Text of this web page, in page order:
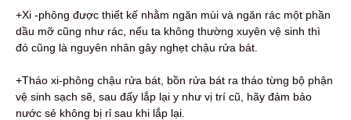
+Xi -phông được thiết kế nhằm ngăn mùi và ngăn rác một phần
dầu mỡ cũng như rác, nếu ta không thường xuyên vệ sinh thì
đó cũng là nguyên nhân gây nghẹt chậu rửa bát.
+Tháo xi-phông chậu rửa bát, bồn rửa bát ra tháo từng bộ phận
vệ sinh sạch sẽ, sau đấy lắp lại y như vị trí cũ, hãy đảm bảo
nước sẻ không bị rỉ sau khi lắp lại.